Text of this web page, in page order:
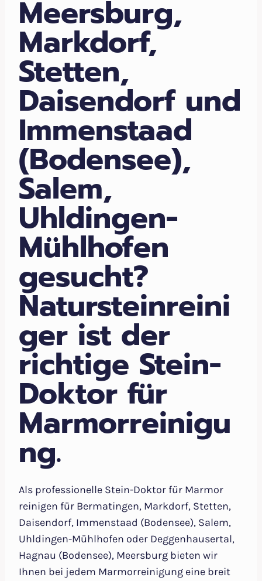
Meersburg,
Markdorf,
Stetten,
Daisendorf und
Immenstaad
(Bodensee),
Salem,
Uhldingen-
Mühlhofen
gesucht?
Natursteinreini
ger ist der
richtige Stein-
Doktor für
Marmorreinigu
ng.
Als professionelle Stein-Doktor für Marmor
reinigen für Bermatingen, Markdorf, Stetten,
Daisendorf, Immenstaad (Bodensee), Salem,
Uhldingen-Mühlhofen oder Deggenhausertal,
Hagnau (Bodensee), Meersburg bieten wir
Ihnen bei jedem Marmorreinigung eine breit